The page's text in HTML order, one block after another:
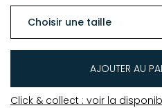
AJOUTER AU
Click & collect : voir la